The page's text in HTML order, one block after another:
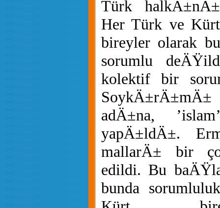
Türk
Her Türk ve
bireyler olarak
sorumlu
kolektif bir
adÄ±na,
yapÄ±ldÄ±.
mallarÄ± bir
edildi. Bu
bunda